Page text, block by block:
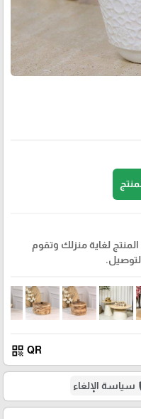
لغاية منزلك وتقوم
QR
qr_code
سياسة الإلغاء